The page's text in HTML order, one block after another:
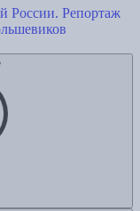
России. Репортаж